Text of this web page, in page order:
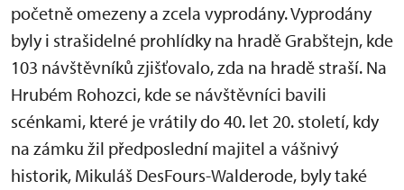
početně omezeny a zcela vyprodány. Vyprodány
byly i strašidelné prohlídky na hradě Grabštejn, kde
103 návštěvníků zjišťovalo, zda na hradě straší. Na
Hrubém Rohozci, kde se návštěvníci bavili
scénkami, které je vrátily do 40. let 20. století, kdy
na zámku žil předposlední majitel a vášnivý
historik, Mikuláš DesFours-Walderode, byly také